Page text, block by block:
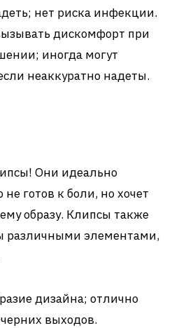
нет риска инфекции.
дискомфорт при
иногда могут
неаккуратно надеты.
Они идеально
готов к боли, но хочет
образу. Клипсы также
различными элементами,
дизайна; отлично
выходов.